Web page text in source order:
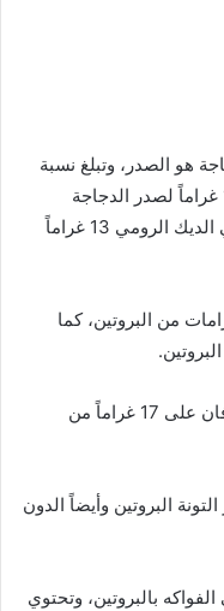
هو الصدر، وتبلغ نسبة
البروتين فيه 26 غراماً من أصل وزن 136 غراماً لصدر الدجاجة
الخالي من الجلد. وتبلغ نسبة البروتين في الديك الرومي 13 غراماً
والأجبان. يوفر كوب الحليب 8 غرامات من البروتين، كما
الشوفان. يحتوي كل 100 غرام من الشوفان على 17 غراماً من
البروتين وأيضاً الدون
بالبروتين، وتحتوي